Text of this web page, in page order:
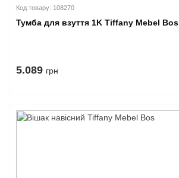
Код товару: 108270
Тумба для взуття 1K Tiffany Mebel Bos
5.089 грн